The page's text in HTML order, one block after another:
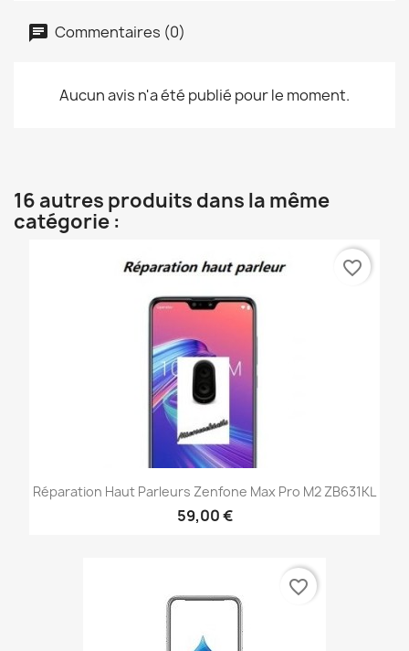
Commentaires (0)
Aucun avis n'a été publié pour le moment.
16 autres produits dans la même
catégorie :
Réparation Haut Parleurs Zenfone Max Pro M2 ZB631KL
59,00 €
favorite_border
favorite_border